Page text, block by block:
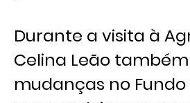
Durante a visita à
Celina Leão
mudanças no Fundo